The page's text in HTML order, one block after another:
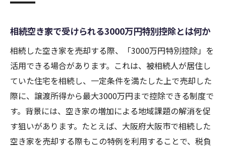
相続空き家で受けられる3000万円特別控除とは何か
相続した空き家を売却する際、「3000万円特別控除」を
活用できる場合があります。これは、被相続人が居住し
ていた住宅を相続し、一定条件を満たした上で売却した
際に、譲渡所得から最大3000万円まで控除できる制度で
す。背景には、空き家の増加による地域課題の解消を促
す狙いがあります。たとえば、大阪府大阪市で相続した
空き家を売却する際もこの特例を利用することで、税負